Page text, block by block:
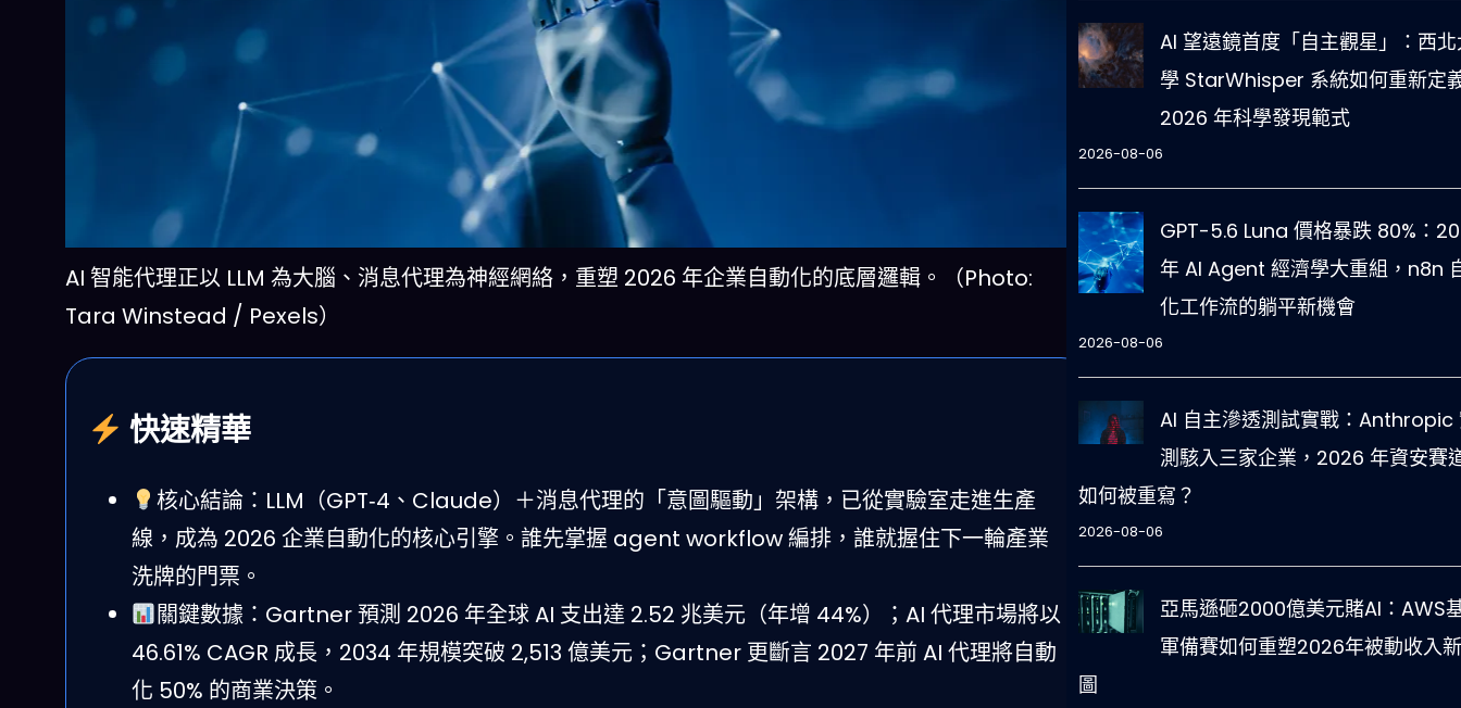
AI 智能代理正以 LLM 為大腦、消息代理為神經網絡，重塑 2026 年企業自動化的底層邏輯。（Photo:
Tara Winstead / Pexels）
快速精華
核心結論：LLM（GPT‑4、Claude）＋消息代理的「意圖驅動」架構，已從實驗室走進生產
線，成為 2026 企業自動化的核心引擎。誰先掌握 agent workflow 編排，誰就握住下一輪產業
洗牌的門票。
關鍵數據：Gartner 預測 2026 年全球 AI 支出達 2.52 兆美元（年增 44%）；AI 代理市場將以
46.61% CAGR 成長，2034 年規模突破 2,513 億美元；Gartner 更斷言 2027 年前 AI 代理將自動
化 50% 的商業決策。
AI 望遠鏡首度「自主觀星」：西
學 StarWhisper 系統如何重新定
2026 年科學發現範式
2026-08-06
GPT-5.6 Luna 價格暴跌 80%：
年 AI Agent 經濟學大重組，n8n
化工作流的躺平新機會
2026-08-06
AI 自主滲透測試實戰：Anthropic
測駭入三家企業，2026 年資安賽
如何被重寫？
2026-08-06
亞馬遜砸2000億美元賭AI：AWS
軍備賽如何重塑2026年被動收入
圖